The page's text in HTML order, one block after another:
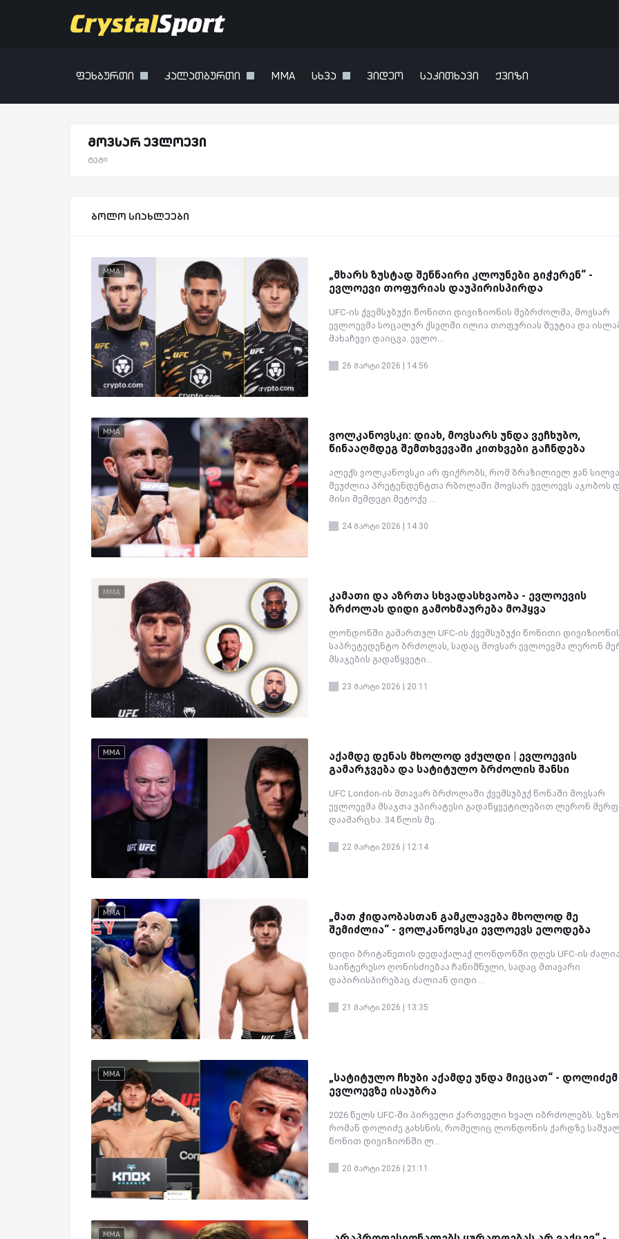
ფეხბურთი კალათბურთი MMA სხვა ვიდეო საკითხავი ქვიზი
მოვსარ ევლოევი
ტეგი
ბოლო სიახლეები
MMA
„მხარს ზუსტად შენნაირი კლოუნები გიჭერენ“ -
ევლოევი თოფურიას დაუპირისპირდა
UFC-ის ქვემსუბუქი წონითი დივიზიონის მებრძოლმა, მოვსარ
ევლოევმა სოცალურ ქსელში ილია თოფურიას შეუტია და
მახაჩევი დაიცვა. ევლო...
26 მარტი 2026 | 14:56
MMA
ვოლკანოვსკი: დიახ, მოვსარს უნდა ვეჩხუბო,
წინააღმდეგ შემთხვევაში კითხვები გაჩნდება
ალექს ვოლკანოვსკი არ ფიქრობს, რომ ბრაზილიელ ჟან
შეუძლია პრეტენდენტთა რბოლაში მოვსარ ევლოევს აჯობოს
მისი შემდეგი მეტოქე ...
24 მარტი 2026 | 14:30
MMA
კამათი და აზრთა სხვადასხვაობა - ევლოევის
ბრძოლას დიდი გამოხმაურება მოჰყვა
ლონდონში გამართულ UFC-ის ქვემსუბუქი წონითი
საპრეტედენტო ბრძოლას, სადაც მოვსარ ევლოევმა ლერონ
მსაჯების გადაწყვეტი...
23 მარტი 2026 | 20:11
MMA
აქამდე დენას მხოლოდ ვძულდი | ევლოევის
გამარჯვება და სატიტულო ბრძოლის შანსი
UFC London-ის მთავარ ბრძოლაში ქვემსუბუქ წონაში მოვსარ
ევლოევმა მსაჯთა უპირატესი გადაწყვეტილებით ლერონ
დაამარცხა. 34 წლის მე...
22 მარტი 2026 | 12:14
MMA
„მათ ჭიდაობასთან გამკლავება მხოლოდ მე
შემიძლია“ - ვოლკანოვსკი ევლოევს ელოდება
დიდი ბრიტანეთის დედაქალაქ ლონდონში დღეს UFC-ის
საინტერესო ღონისძიებაა ჩანიშნული, სადაც მთავარი
დაპირისპირებაც ძალიან დიდი ...
21 მარტი 2026 | 13:35
MMA
„სატიტულო ჩხუბი აქამდე უნდა მიეცათ“ - დოლიძემ
ევლოევზე ისაუბრა
2026 წელს UFC-ში პირველი ქართველი ხვალ იბრძოლებს.
რომან დოლიძე გახსნის, რომელიც ლონდონის ქარდზე
წონით დივიზიონში ლ...
20 მარტი 2026 | 21:11
MMA